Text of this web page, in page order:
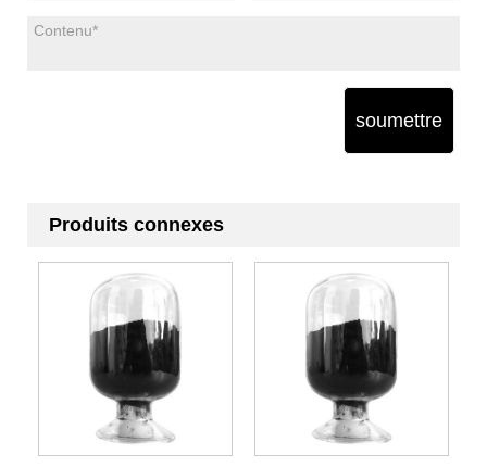
soumettre
Produits connexes